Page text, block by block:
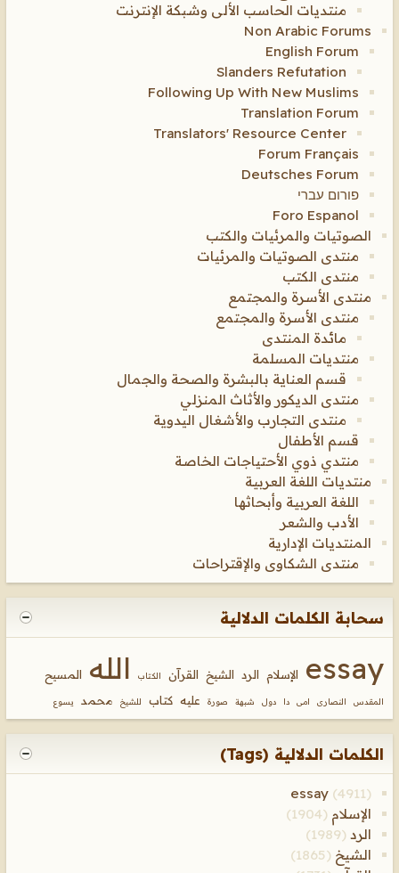
منتديات الحاسب الألى وشبكة الإنترنت
Non Arabic Forums
English Forum
Slanders Refutation
Following Up With New Muslims
Translation Forum
Translators' Resource Center
Forum Français
Deutsches Forum
פורום עברי
Foro Espanol
الصوتيات والمرئيات والكتب
منتدى الصوتيات والمرئيات
منتدى الكتب
منتدى الأسرة والمجتمع
منتدى الأسرة والمجتمع
مائدة المنتدى
منتديات المسلمة
قسم العناية بالبشرة والصحة والجمال
منتدى الديكور والأثاث المنزلي
منتدى التجارب والأشغال اليدوية
قسم الأطفال
منتدي ذوي الأحتياجات الخاصة
منتديات اللغة العربية
اللغة العربية وأبحاثها
الأدب والشعر
المنتديات الإدارية
منتدى الشكاوى والإقتراحات
سحابة الكلمات الدلالية
essay الإسلام الرد الشيخ القرآن الكتاب الله المسيح
المقدس النصارى امى دا دول شبهة صورة عليه كتاب للشيخ محمد يسوع
الكلمات الدلالية (Tags)
essay (4911)
الإسلام (1904)
الرد(1989)
الشيخ (1865)